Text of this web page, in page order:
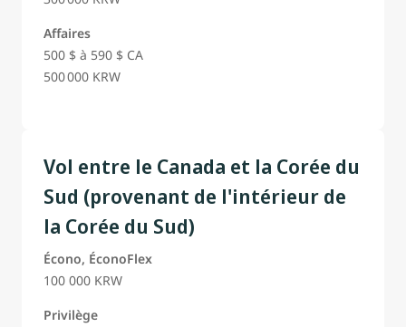
Affaires
500 $ à 590 $ CA
500 000 KRW
Vol entre le Canada et la Corée du
Sud (provenant de l'intérieur de
la Corée du Sud)
Écono, ÉconoFlex
100 000 KRW
Privilège